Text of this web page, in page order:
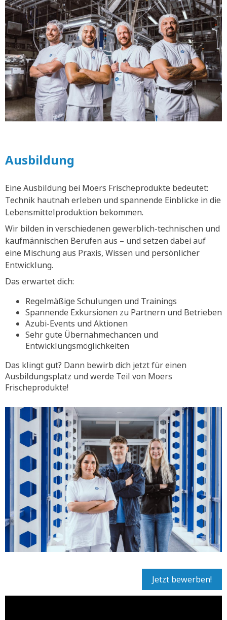
Ausbildung
Eine Ausbildung bei Moers Frischeprodukte bedeutet:
Technik hautnah erleben und spannende Einblicke in die
Lebensmittelproduktion bekommen.
Wir bilden in verschiedenen gewerblich-technischen und
kaufmännischen Berufen aus – und setzen dabei auf
eine Mischung aus Praxis, Wissen und persönlicher
Entwicklung.
Das erwartet dich:
Regelmäßige Schulungen und Trainings
Spannende Exkursionen zu Partnern und Betrieben
Azubi-Events und Aktionen
Sehr gute Übernahmechancen und
Entwicklungsmöglichkeiten
Das klingt gut? Dann bewirb dich jetzt für einen
Ausbildungsplatz und werde Teil von Moers
Frischeprodukte!
Jetzt bewerben!